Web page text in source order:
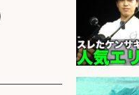
ック詰
歓迎×残
県/広島
会社名